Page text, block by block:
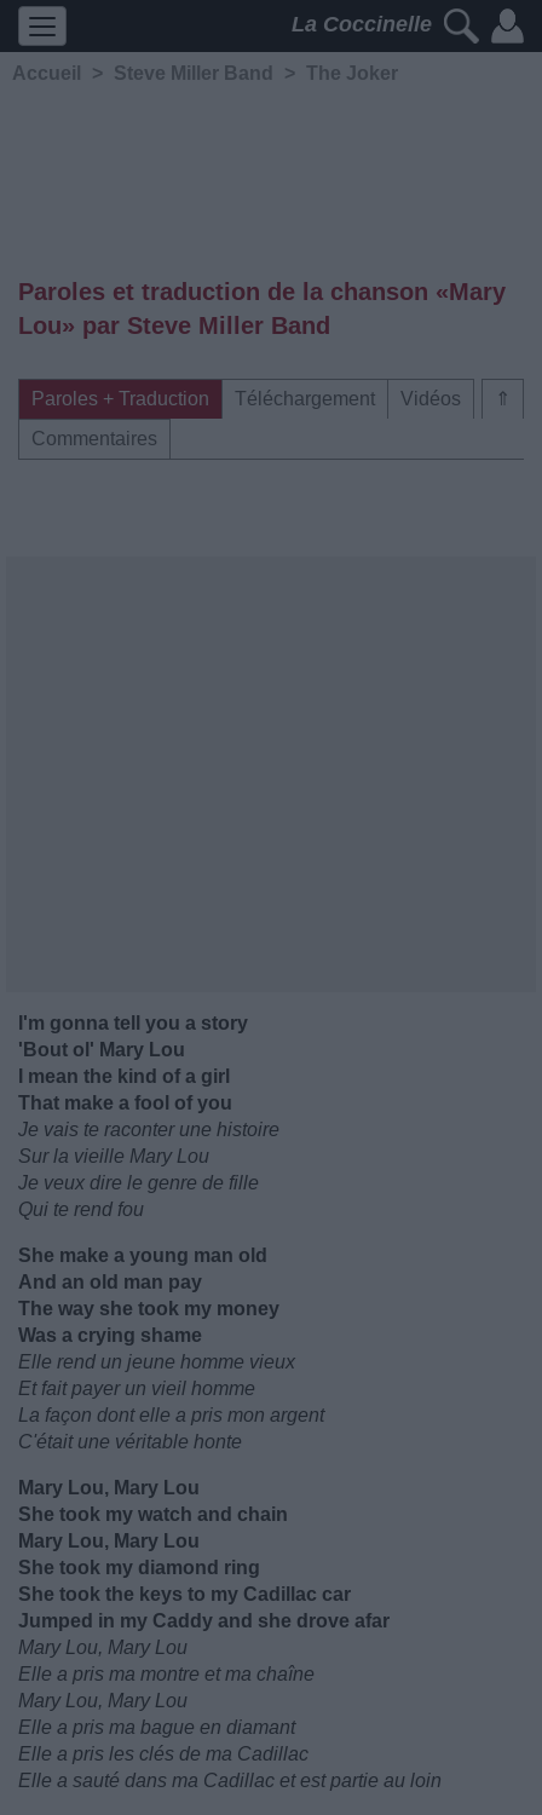
La Coccinelle
Accueil > Steve Miller Band > The Joker
Paroles et traduction de la chanson «Mary
Lou» par Steve Miller Band
⇑
Paroles + Traduction Téléchargement
Vidéos
Commentaires
I'm gonna tell you a story
'Bout ol' Mary Lou
I mean the kind of a girl
That make a fool of you
Je vais te raconter une histoire
Sur la vieille Mary Lou
Je veux dire le genre de fille
Qui te rend fou
She make a young man old
And an old man pay
The way she took my money
Was a crying shame
Elle rend un jeune homme vieux
Et fait payer un vieil homme
La façon dont elle a pris mon argent
C'était une véritable honte
Mary Lou, Mary Lou
She took my watch and chain
Mary Lou, Mary Lou
She took my diamond ring
She took the keys to my Cadillac car
Jumped in my Caddy and she drove afar
Mary Lou, Mary Lou
Elle a pris ma montre et ma chaîne
Mary Lou, Mary Lou
Elle a pris ma bague en diamant
Elle a pris les clés de ma Cadillac
Elle a sauté dans ma Cadillac et est partie au loin